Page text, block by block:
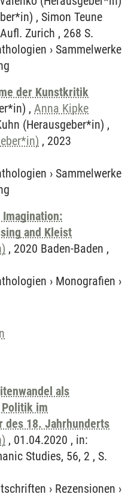
, Simon Teune
Zurich , 268 S.
› Sammelwerke
der Kunstkritik
, Anna Kipke
(Herausgeber*in) ,
, 2023
› Sammelwerke
and Kleist
, 2020 Baden-Baden ,
› Monografien ›
als
Politik im
des 18. Jahrhunderts
, 01.04.2020 , in:
Studies, 56, 2 , S.
› Rezensionen ›